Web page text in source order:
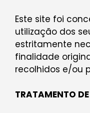
Este site foi
utilização dos
estritamente
finalidade
recolhidos e/ou
TRATAMENTO